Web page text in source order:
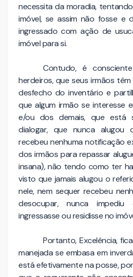
necessita da moradia,
imóvel, se assim não fosse e
ingressado com ação de
imóvel para si.
Contudo, é
herdeiros, que seus irmãos
desfecho do inventário e
que algum irmão se interesse
e/ou dos demais, que está
dialogar, que nunca alugou
recebeu nenhuma notificação
dos irmãos para repassar
insana), não tendo como ter
visto que jamais alugou o
nele, nem sequer recebeu
desocupar, nunca impediu
ingressasse ou residisse no
Portanto, Excelência,
manejada se embasa em
está efetivamente na posse,